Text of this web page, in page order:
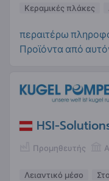
Κεραμικές πλάκες
περαιτέρω
Προϊόντα από
HSI-
Προμηθευτής
Λειαντικό μέσο